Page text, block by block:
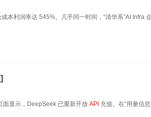
本利润率达 545%。几乎同一时间，“清华系”AI
面显示，DeepSeek 已重新开放 API 充值。在“用量信